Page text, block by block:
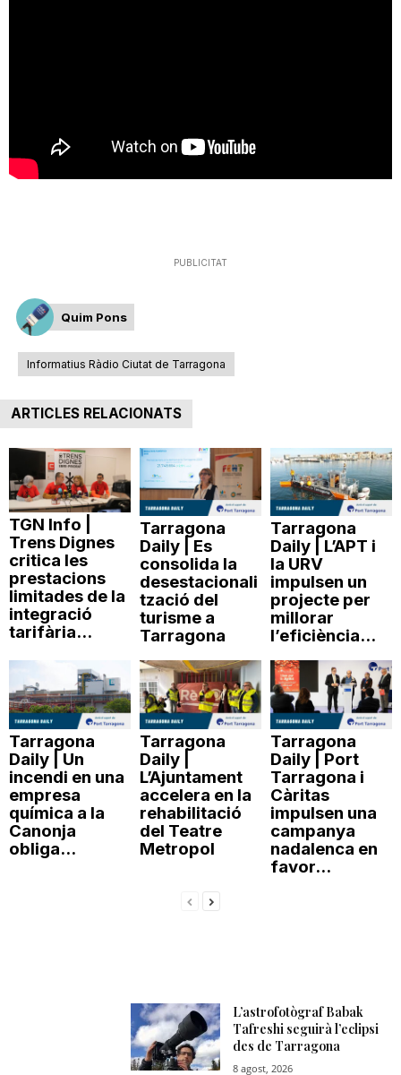
PUBLICITAT
Quim Pons
Informatius Ràdio Ciutat de Tarragona
ARTICLES RELACIONATS
TGN Info |
Trens Dignes
critica les
prestacions
limitades de la
integració
tarifària...
Tarragona
Daily | Es
consolida la
desestacionali
tzació del
turisme a
Tarragona
Tarragona
Daily | L’APT i
la URV
impulsen un
projecte per
millorar
l’eficiència...
Tarragona
Daily | Un
incendi en una
empresa
química a la
Canonja
obliga...
Tarragona
Daily |
L’Ajuntament
accelera en la
rehabilitació
del Teatre
Metropol
Tarragona
Daily | Port
Tarragona i
Càritas
impulsen una
campanya
nadalenca en
favor...